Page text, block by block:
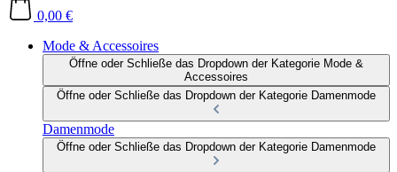
0,00 €
Mode & Accessoires
Öffne oder Schließe das Dropdown der Kategorie Mode &
Accessoires
Öffne oder Schließe das Dropdown der Kategorie Damenmode
Damenmode
Öffne oder Schließe das Dropdown der Kategorie Damenmode